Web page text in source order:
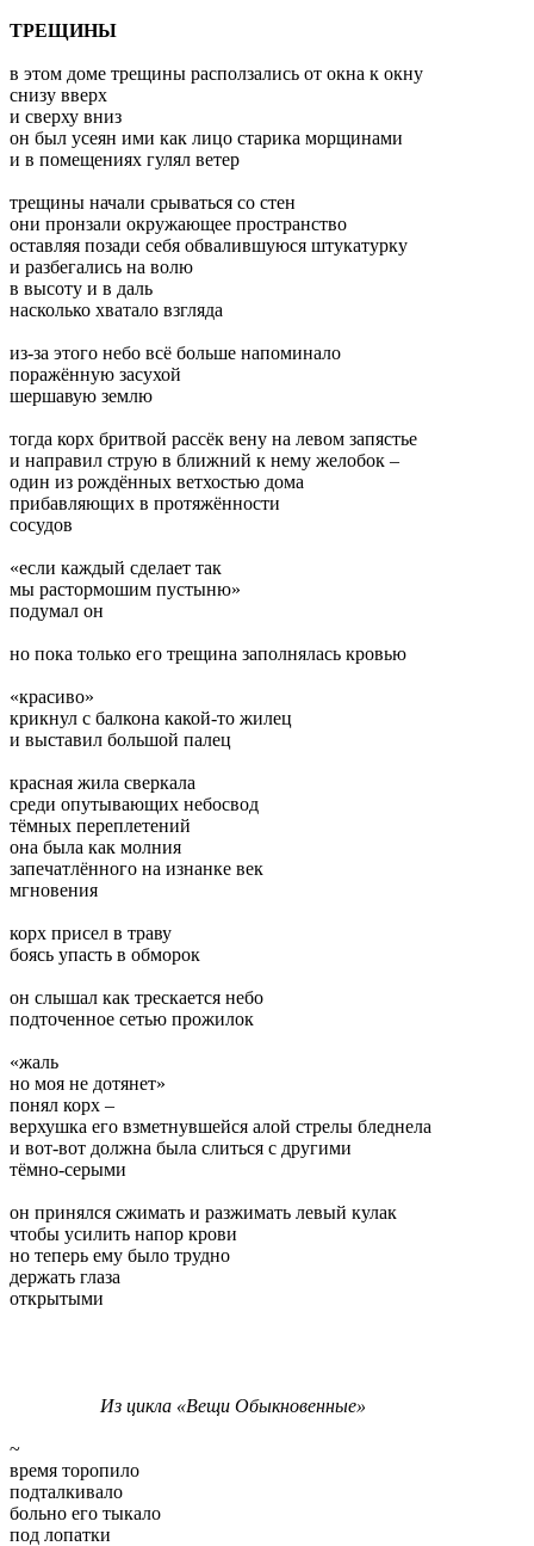
ТРЕЩИНЫ
в этом доме трещины расползались от окна к окну
снизу вверх
и сверху вниз
он был усеян ими как лицо старика морщинами
и в помещениях гулял ветер
трещины начали срываться со стен
они пронзали окружающее пространство
оставляя позади себя обвалившуюся штукатурку
и разбегались на волю
в высоту и в даль
насколько хватало взгляда
из-за этого небо всё больше напоминало
поражённую засухой
шершавую землю
тогда корх бритвой рассёк вену на левом запястье
и направил струю в ближний к нему желобок –
один из рождённых ветхостью дома
прибавляющих в протяжённости
сосудов
«если каждый сделает так
мы растормошим пустыню»
подумал он
но пока только его трещина заполнялась кровью
«красиво»
крикнул с балкона какой-то жилец
и выставил большой палец
красная жила сверкала
среди опутывающих небосвод
тёмных переплетений
она была как молния
запечатлённого на изнанке век
мгновения
корх присел в траву
боясь упасть в обморок
он слышал как трескается небо
подточенное сетью прожилок
«жаль
но моя не дотянет»
понял корх –
верхушка его взметнувшейся алой стрелы бледнела
и вот-вот должна была слиться с другими
тёмно-серыми
он принялся сжимать и разжимать левый кулак
чтобы усилить напор крови
но теперь ему было трудно
держать глаза
открытыми
Из цикла «Вещи Обыкновенные»
~
время торопило
подталкивало
больно его тыкало
под лопатки